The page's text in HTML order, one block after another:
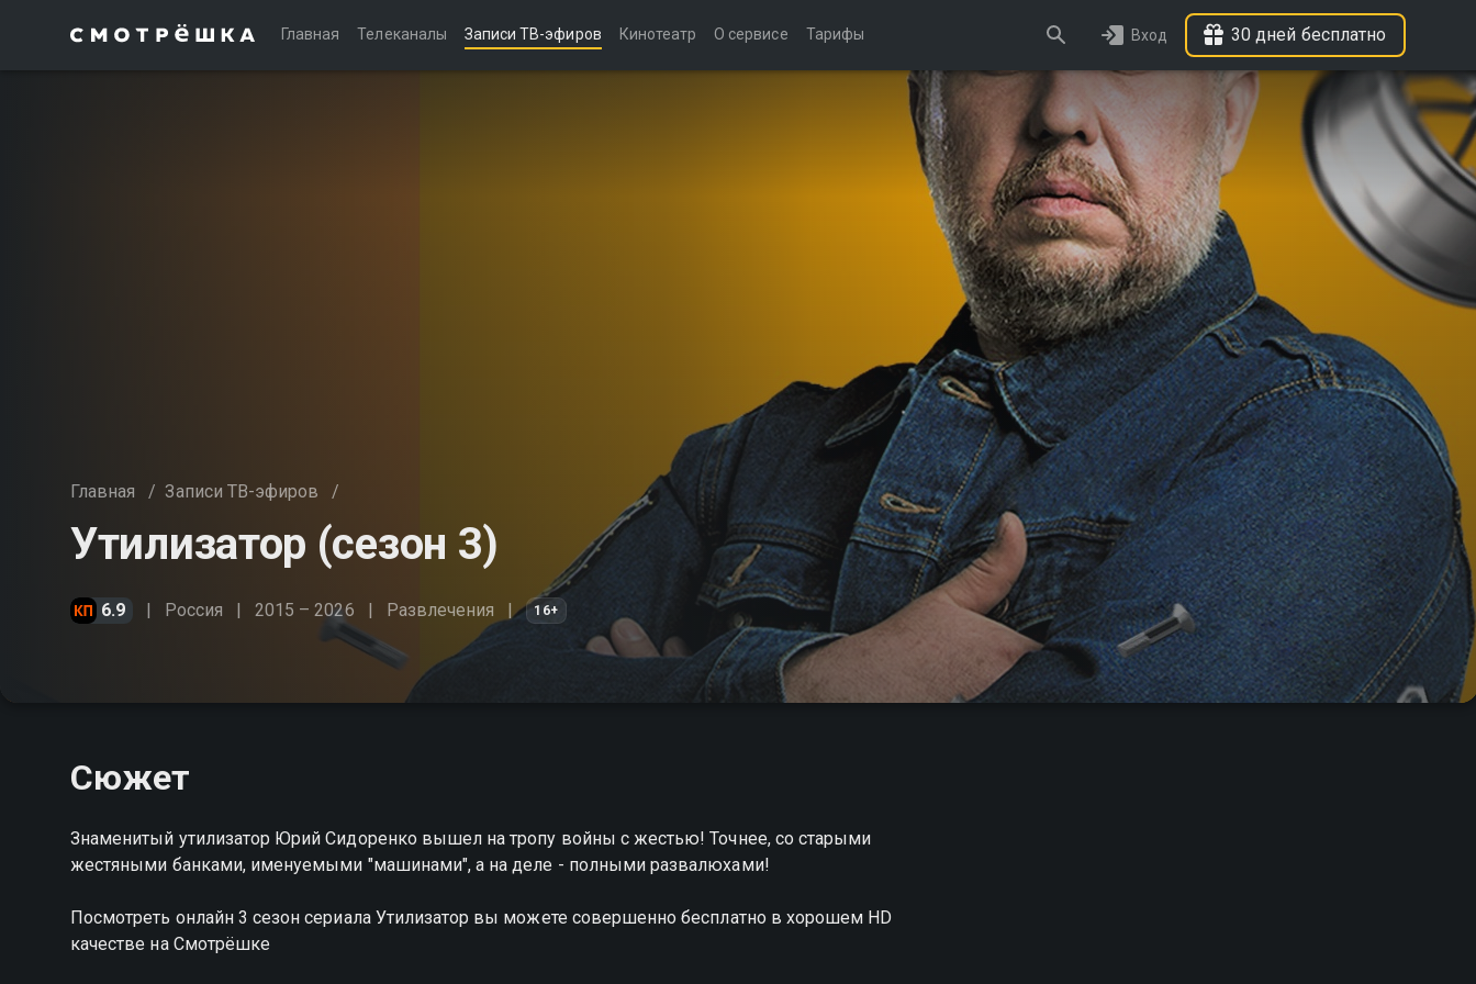
Главная Телеканалы Записи ТВ-эфиров Кинотеатр О сервисе Тарифы Вход 30 дней бесплатно
Главная / Записи ТВ-эфиров /
Утилизатор (сезон 3)
6.9 Россия 2015 – 2026 Развлечения 16+
Сюжет
Знаменитый утилизатор Юрий Сидоренко вышел на тропу войны с жестью! Точнее, со старыми
жестяными банками, именуемыми "машинами", а на деле - полными развалюхами!
Посмотреть онлайн 3 сезон сериала Утилизатор вы можете совершенно бесплатно в хорошем HD
качестве на Смотрёшке